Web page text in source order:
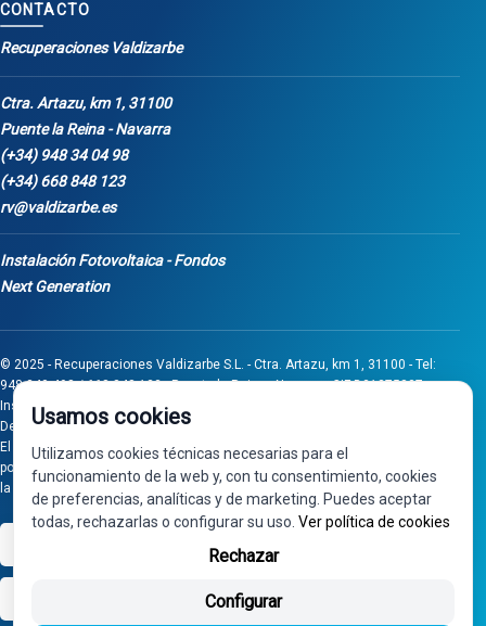
CONTACTO
Recuperaciones Valdizarbe
Ctra. Artazu, km 1, 31100
Puente la Reina - Navarra
(+34) 948 34 04 98
(+34) 668 848 123
rv@valdizarbe.es
Instalación Fotovoltaica - Fondos
Next Generation
© 2025 - Recuperaciones Valdizarbe S.L. - Ctra. Artazu, km 1, 31100 - Tel:
948 340 498 / 668 848 123 - Puente la Reina - Navarra - CIF B31275837.
Inscrita en el Registro Mercantil de Navarra, Tomo 32, Folio 75, Hoja 525.
Desarrollado porSeintosoft
El proyecto de inversión "0011-0558-2024-000008" ha sido subvencionado
por Gobierno de Navarra al amparo de la convocatoria de 2024 de Ayudas a
la inversión en pymes industriales
Usamos cookies
Utilizamos cookies técnicas necesarias para el
funcionamiento de la web y, con tu consentimiento, cookies
de preferencias, analíticas y de marketing. Puedes aceptar
todas, rechazarlas o configurar su uso. Ver política de cookies
Rechazar
Configurar